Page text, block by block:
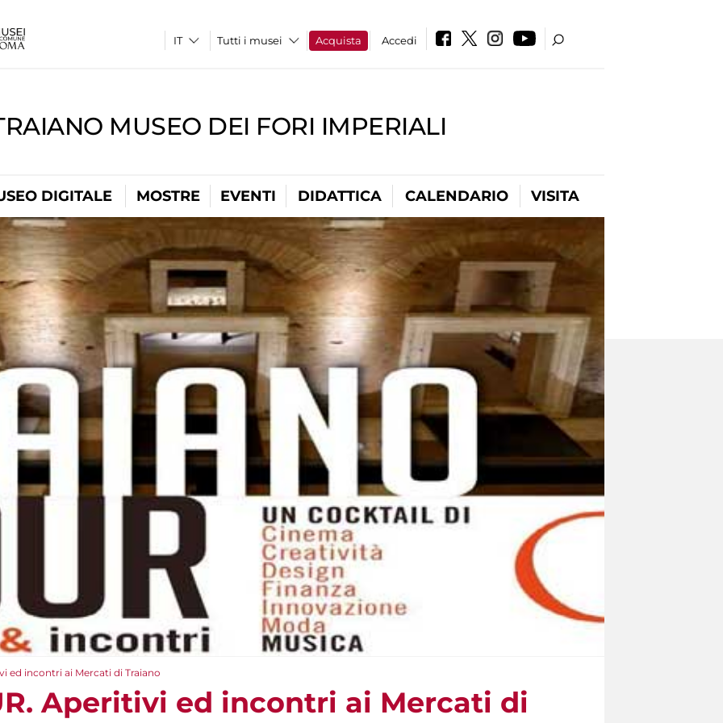
Tutti i musei Acquista Accedi
MUSEO DEI FORI IMPERIALI
DIGITALE MOSTRE EVENTI DIDATTICA CALENDARIO VISITA
ed incontri ai Mercati di Traiano
Aperitivi ed incontri ai Mercati di